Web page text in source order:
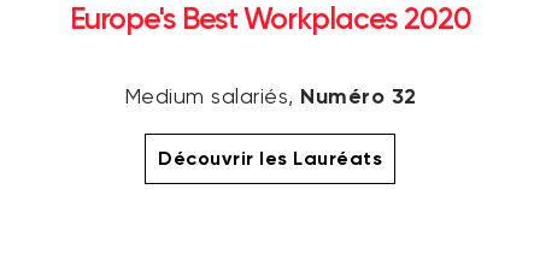
Europe's Best Workplaces 2020
Medium salariés, Numéro 32
Découvrir les Lauréats